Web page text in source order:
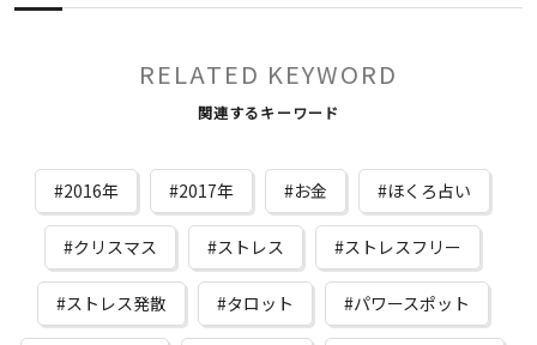
RELATED KEYWORD
関連するキーワード
2016年 2017年 お金 ほくろ占い
クリスマス ストレス ストレスフリー
ストレス発散 タロット パワースポット